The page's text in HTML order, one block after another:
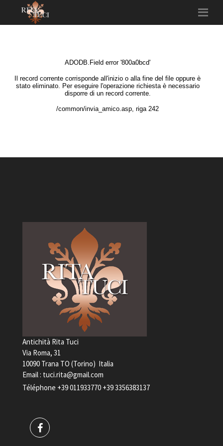
Antichità Rita Tuci
Via Roma, 31
10090 Trana TO (Torino) Italia
Email : tuci.rita@gmail.com
Téléphone +39 011933770 +39 3356383137